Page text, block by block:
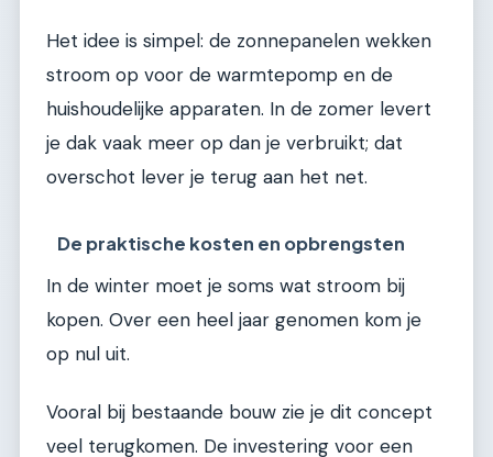
Het idee is simpel: de zonnepanelen wekken
stroom op voor de warmtepomp en de
huishoudelijke apparaten. In de zomer levert
je dak vaak meer op dan je verbruikt; dat
overschot lever je terug aan het net.
De praktische kosten en opbrengsten
In de winter moet je soms wat stroom bij
kopen. Over een heel jaar genomen kom je
op nul uit.
Vooral bij bestaande bouw zie je dit concept
veel terugkomen. De investering voor een